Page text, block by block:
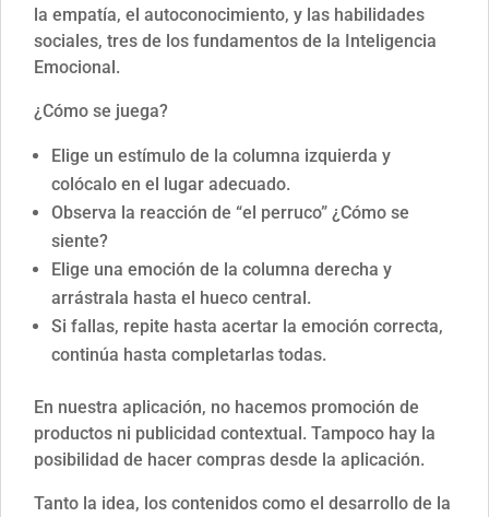
la empatía, el autoconocimiento, y las habilidades
sociales, tres de los fundamentos de la Inteligencia
Emocional.
¿Cómo se juega?
Elige un estímulo de la columna izquierda y
colócalo en el lugar adecuado.
Observa la reacción de “el perruco” ¿Cómo se
siente?
Elige una emoción de la columna derecha y
arrástrala hasta el hueco central.
Si fallas, repite hasta acertar la emoción correcta,
continúa hasta completarlas todas.
En nuestra aplicación, no hacemos promoción de
productos ni publicidad contextual. Tampoco hay la
posibilidad de hacer compras desde la aplicación.
Tanto la idea, los contenidos como el desarrollo de la